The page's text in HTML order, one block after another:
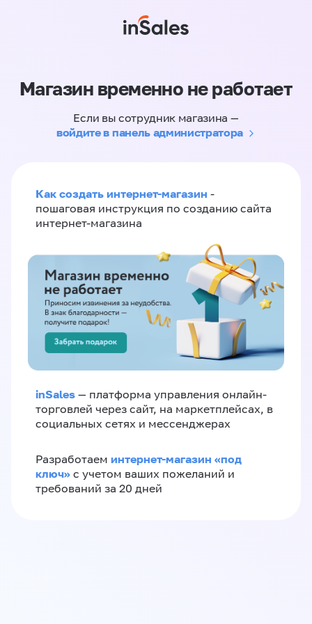
Магазин временно не работает
Если вы сотрудник магазина —
войдите в панель администратора
Как создать интернет-магазин -
пошаговая инструкция по созданию сайта
интернет-магазина
inSales — платформа управления онлайн-
торговлей через сайт, на маркетплейсах, в
социальных сетях и мессенджерах
Разработаем интернет-магазин «‎под
ключ»‎ с учетом ваших пожеланий и
требований за 20 дней